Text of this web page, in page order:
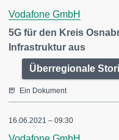
Vodafone GmbH
5G für den Kreis
Infrastruktur aus
Überregionale
Ein Dokument
16.06.2021 – 09:30